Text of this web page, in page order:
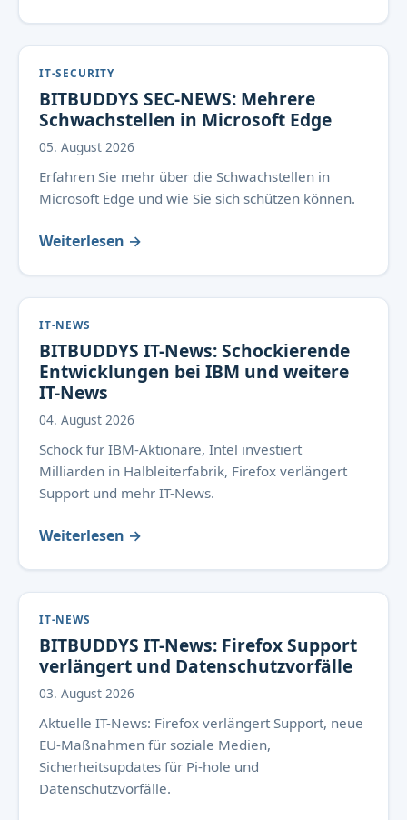
IT-SECURITY
BITBUDDYS SEC-NEWS: Mehrere
Schwachstellen in Microsoft Edge
05. August 2026
Erfahren Sie mehr über die Schwachstellen in
Microsoft Edge und wie Sie sich schützen können.
Weiterlesen →
IT-NEWS
BITBUDDYS IT-News: Schockierende
Entwicklungen bei IBM und weitere
IT-News
04. August 2026
Schock für IBM-Aktionäre, Intel investiert
Milliarden in Halbleiterfabrik, Firefox verlängert
Support und mehr IT-News.
Weiterlesen →
IT-NEWS
BITBUDDYS IT-News: Firefox Support
verlängert und Datenschutzvorfälle
03. August 2026
Aktuelle IT-News: Firefox verlängert Support, neue
EU-Maßnahmen für soziale Medien,
Sicherheitsupdates für Pi-hole und
Datenschutzvorfälle.